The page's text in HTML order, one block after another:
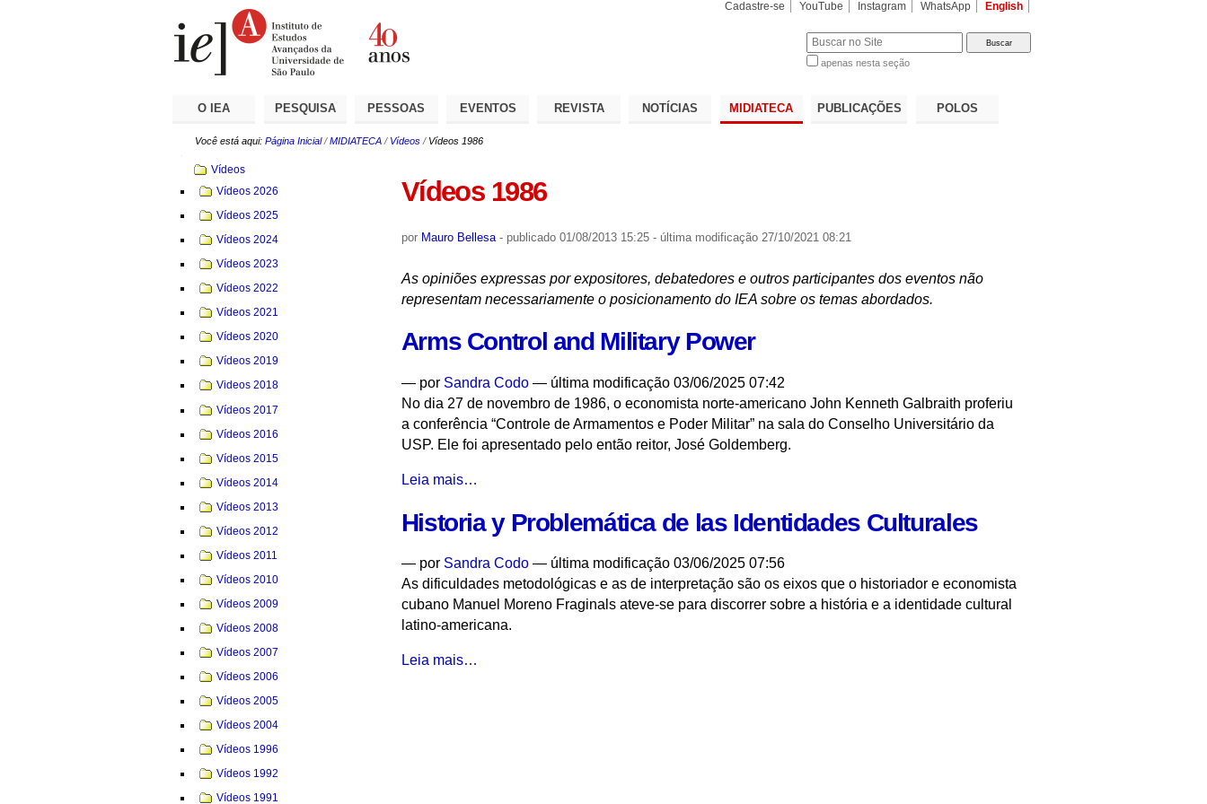
Cadastre-se YouTube Instagram WhatsApp English
apenas nesta seção
O IEA PESQUISA PESSOAS EVENTOS REVISTA NOTÍCIAS MIDIATECA PUBLICAÇÕES POLOS
Você está aqui: Página Inicial /MIDIATECA / Vídeos / Vídeos 1986
Vídeos 1986
por Mauro Bellesa - publicado01/08/2013 15:25 - última modificação27/10/2021 08:21
As opiniões expressas por expositores, debatedores e outros participantes dos eventos não
representam necessariamente o posicionamento do IEA sobre os temas abordados.
Arms Control and Military Power
— por Sandra Codo— última modificação 03/06/2025 07:42
No dia 27 de novembro de 1986, o economista norte-americano John Kenneth Galbraith proferiu
a conferência “Controle de Armamentos e Poder Militar” na sala do Conselho Universitário da
USP. Ele foi apresentado pelo então reitor, José Goldemberg.
Arms
and
Power
-
Leia mais…
Historia y Problemática de las Identidades Culturales
— por Sandra Codo— última modificação 03/06/2025 07:56
As dificuldades metodológicas e as de interpretação são os eixos que o historiador e economista
cubano Manuel Moreno Fraginals ateve-se para discorrer sobre a história e a identidade cultural
latino-americana.
Historia
Leia mais…
Navegação
Vídeos
Vídeos 2026
Vídeos 2025
Vídeos 2024
Vídeos 2023
Vídeos 2022
Vídeos 2021
Vídeos 2020
Vídeos 2019
Videos 2018
Vídeos 2017
Vídeos 2016
Vídeos 2015
Vídeos 2014
Vídeos 2013
Vídeos 2012
Vídeos 2011
Vídeos 2010
Vídeos 2009
Vídeos 2008
Vídeos 2007
Vídeos 2006
Vídeos 2005
Vídeos 2004
Vídeos 1996
Vídeos 1992
Vídeos 1991